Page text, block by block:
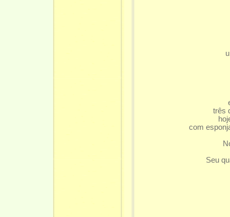
três
com
Seu